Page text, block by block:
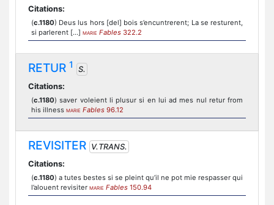
Citations:
(c.1180) Deus lus hors [del] bois s’encuntrerent; La se resturent,
si parlerent [...] MARIE Fables 322.2
RETUR 1
S.
Citations:
(c.1180) saver voleient li plusur si en lui ad mes nul retur from
his illness MARIE Fables 96.12
REVISITER V.TRANS.
Citations:
(c.1180) a tutes bestes si se pleint qu’il ne pot mie respasser qui
l’alouent revisiter MARIE Fables 150.94